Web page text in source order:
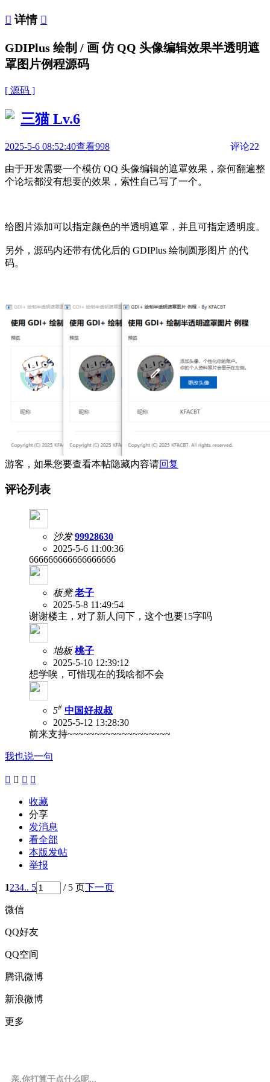
 详情 
GDIPlus 绘制 / 画 仿 QQ 头像编辑效果半透明遮
罩图片例程源码
[ 源码 ]
三猫Lv.6
2025-5-6 08:52:40查看998 评论22
由于开发需要一个模仿 QQ 头像编辑的遮罩效果，奈何翻遍整
个论坛都没有想要的效果，索性自己写了一个。
给图片添加可以指定颜色的半透明遮罩，并且可指定透明度。
另外，源码内还带有优化后的 GDIPlus 绘制圆形图片 的代
码。
游客，如果您要查看本帖隐藏内容请回复
评论列表
沙发 99928630
2025-5-6 11:00:36
666666666666666666
板凳 老子
2025-5-8 11:49:54
谢谢楼主，对了新人问下，这个也要15字吗
地板 桃子
2025-5-10 12:39:12
想学唉，可惜现在的我啥都不会
5# 中国好叔叔
2025-5-12 13:28:30
前来支持~~~~~~~~~~~~~~~~~~~
我也说一句
   
收藏
分享
发消息
看全部
本版发帖
举报
1234.. 5 / 5 页下一页
微信
QQ好友
QQ空间
腾讯微博
新浪微博
更多
亲,你打算干点什么呢...